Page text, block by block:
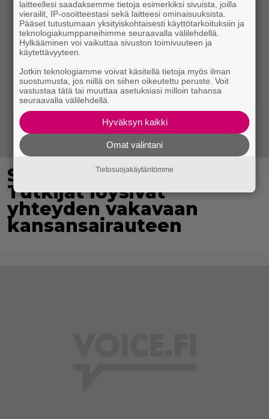
Syötkö perunoita näin?
Tutkijat löysivät
yhteyden vakavaan
kansansairauteen
laitteellesi saadaksemme tietoja esimerkiksi sivuista, joilla
vierailit, IP-osoitteestasi sekä laitteesi ominaisuuksista.
Pääset tutustumaan yksityiskohtaisesti käyttötarkoituksiin ja
teknologiakumppaneihimme seuraavalla välilehdellä.
Hylkääminen voi vaikuttaa sivuston toimivuuteen ja
käytettävyyteen.
Jotkin teknologiamme voivat käsitellä tietoja myös ilman
suostumusta, jos niillä on siihen oikeutettu peruste. Voit
vastustaa tätä tai muuttaa asetuksiasi milloin tahansa
seuraavalla välilehdellä.
Hyväksyn kaikki
Omat valintani
Tietosuojakäytäntömme